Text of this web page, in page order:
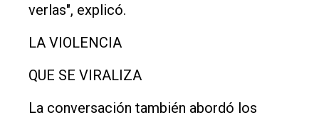
verlas", explicó.
LA VIOLENCIA
QUE SE VIRALIZA
La conversación también abordó los